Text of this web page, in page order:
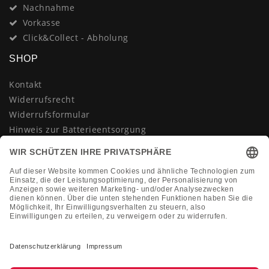
Nachnahme
Vorkasse
Click&Collect - Abholung
SHOP
Kontakt
Widerrufsrecht
Widerrufsformular
Hinweis zur Batterieentsorgung
Datenschutzerklärung
Impressum
Vertrag widerrufen
Montag-Freitag 10:00-18:00 Uhr
+49 (0)2133 210433